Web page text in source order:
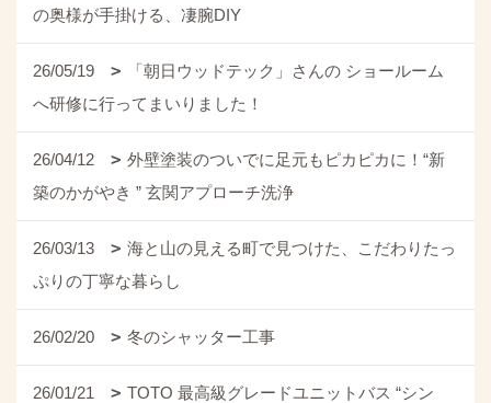
の奥様が手掛ける、凄腕DIY
26/05/19
「朝日ウッドテック」さんの ショールーム
へ研修に行ってまいりました！
26/04/12
外壁塗装のついでに足元もピカピカに！“新
築のかがやき ” 玄関アプローチ洗浄
26/03/13
海と山の見える町で見つけた、こだわりたっ
ぷりの丁寧な暮らし
26/02/20 冬のシャッター工事
26/01/21
TOTO 最高級グレードユニットバス “シン